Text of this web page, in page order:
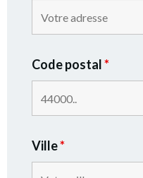
Code postal*
Ville*